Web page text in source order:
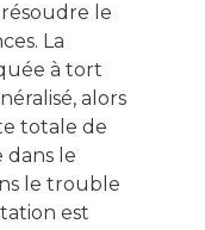
le
La
à tort
alors
totale de
le
le trouble
est